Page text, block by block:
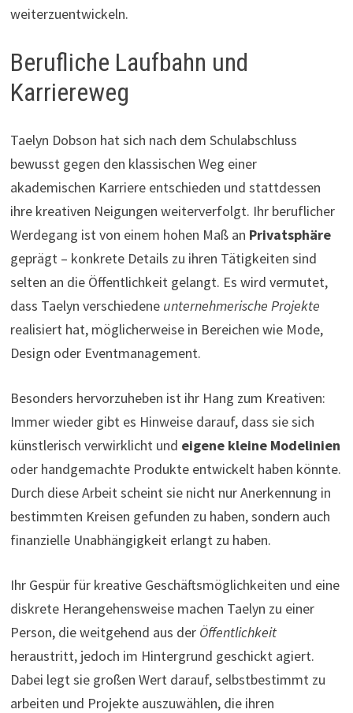
weiterzuentwickeln.
Berufliche Laufbahn und
Karriereweg
Taelyn Dobson hat sich nach dem Schulabschluss
bewusst gegen den klassischen Weg einer
akademischen Karriere entschieden und stattdessen
ihre kreativen Neigungen weiterverfolgt. Ihr beruflicher
Werdegang ist von einem hohen Maß an Privatsphäre
geprägt – konkrete Details zu ihren Tätigkeiten sind
selten an die Öffentlichkeit gelangt. Es wird vermutet,
dass Taelyn verschiedene unternehmerische Projekte
realisiert hat, möglicherweise in Bereichen wie Mode,
Design oder Eventmanagement.
Besonders hervorzuheben ist ihr Hang zum Kreativen:
Immer wieder gibt es Hinweise darauf, dass sie sich
künstlerisch verwirklicht und eigene kleine Modelinien
oder handgemachte Produkte entwickelt haben könnte.
Durch diese Arbeit scheint sie nicht nur Anerkennung in
bestimmten Kreisen gefunden zu haben, sondern auch
finanzielle Unabhängigkeit erlangt zu haben.
Ihr Gespür für kreative Geschäftsmöglichkeiten und eine
diskrete Herangehensweise machen Taelyn zu einer
Person, die weitgehend aus der Öffentlichkeit
heraustritt, jedoch im Hintergrund geschickt agiert.
Dabei legt sie großen Wert darauf, selbstbestimmt zu
arbeiten und Projekte auszuwählen, die ihren